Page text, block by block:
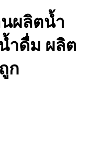
ผลิตน้ำ
ำดื่ม ผลิต
ก